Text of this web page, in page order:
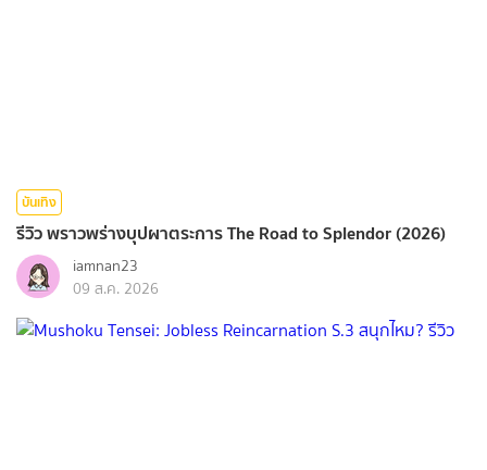
บันเทิง
รีวิว พราวพร่างบุปผาตระการ The Road to Splendor (2026)
iamnan23
09 ส.ค. 2026